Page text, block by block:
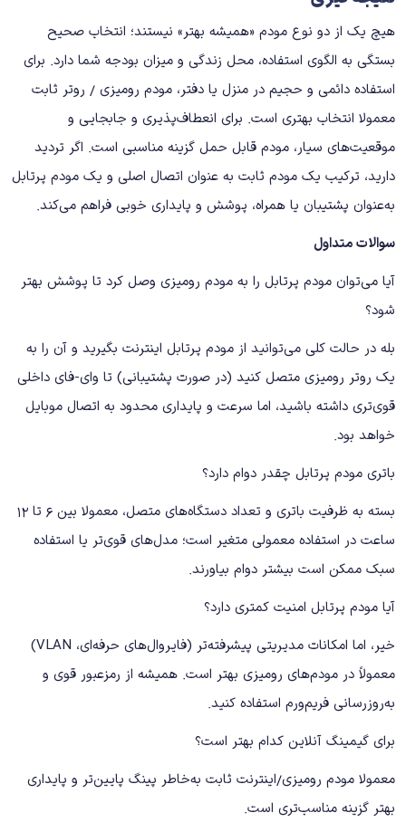
هیچ یک از دو نوع مودم «همیشه بهتر» نیستند؛ انتخاب صحیح
بستگی به الگوی استفاده، محل زندگی و میزان بودجه شما دارد. برای
استفاده دائمی و حجیم در منزل یا دفتر، مودم رومیزی / روتر ثابت
معمولا انتخاب بهتری است. برای انعطاف‌پذیری و جابجایی و
موقعیت‌های سیار، مودم قابل حمل گزینه مناسبی است. اگر تردید
دارید، ترکیب یک مودم ثابت به ‌عنوان اتصال اصلی و یک مودم پرتابل
به‌عنوان پشتیبان یا همراه، پوشش و پایداری خوبی فراهم می‌کند.
سوالات متداول
آیا می‌توان مودم پرتابل را به مودم رومیزی وصل کرد تا پوشش بهتر
شود؟
بله در حالت کلی می‌توانید از مودم پرتابل اینترنت بگیرید و آن را به
یک روتر رومیزی متصل کنید (در صورت پشتیبانی) تا وای-فای داخلی
قوی‌تری داشته باشید، اما سرعت و پایداری محدود به اتصال موبایل
خواهد بود.
باتری مودم پرتابل چقدر دوام دارد؟
بسته به ظرفیت باتری و تعداد دستگاه‌های متصل، معمولا بین 6 تا 12
ساعت در استفاده معمولی متغیر است؛ مدل‌های قوی‌تر یا استفاده
سبک ممکن است بیشتر دوام بیاورند.
آیا مودم پرتابل امنیت کمتری دارد؟
خیر، اما امکانات مدیریتی پیشرفته‌تر (فایروال‌های حرفه‌ای، VLAN)
معمولاً در مودم‌های رومیزی بهتر است. همیشه از رمزعبور قوی و
به‌روزرسانی فریم‌ورم استفاده کنید.
برای گیمینگ آنلاین کدام بهتر است؟
معمولا مودم رومیزی/اینترنت ثابت به‌خاطر پینگ پایین‌تر و پایداری
بهتر گزینه مناسب‌تری است.